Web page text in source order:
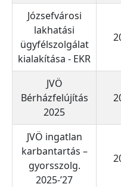
Józsefvárosi
lakhatási
ügyfélszolgálat
kialakítása - EKR
JVÖ
Bérházfelújítás
2025
JVÖ ingatlan
karbantartás –
gyorsszolg.
2025-’27